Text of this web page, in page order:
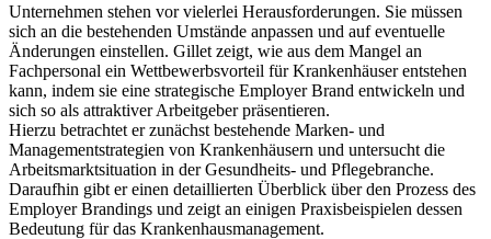
Unternehmen stehen vor vielerlei Herausforderungen. Sie müssen
sich an die bestehenden Umstände anpassen und auf eventuelle
Änderungen einstellen. Gillet zeigt, wie aus dem Mangel an
Fachpersonal ein Wettbewerbsvorteil für Krankenhäuser entstehen
kann, indem sie eine strategische Employer Brand entwickeln und
sich so als attraktiver Arbeitgeber präsentieren.
Hierzu betrachtet er zunächst bestehende Marken- und
Managementstrategien von Krankenhäusern und untersucht die
Arbeitsmarktsituation in der Gesundheits- und Pflegebranche.
Daraufhin gibt er einen detaillierten Überblick über den Prozess des
Employer Brandings und zeigt an einigen Praxisbeispielen dessen
Bedeutung für das Krankenhausmanagement.